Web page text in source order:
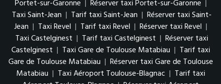
Portet-sur-Garonne | Réserver taxi Portet-sur-Garonne |
Taxi Saint-Jean | Tarif taxi Saint-Jean | Réserver taxi Saint-
Jean | Taxi Revel | Tarif taxi Revel | Réserver taxi Revel |
Taxi Castelginest | Tarif taxi Castelginest | Réserver taxi
Castelginest | Taxi Gare de Toulouse Matabiau | Tarif taxi
Gare de Toulouse Matabiau | Réserver taxi Gare de Toulouse
Matabiau | Taxi Aéroport Toulouse-Blagnac | Tarif taxi